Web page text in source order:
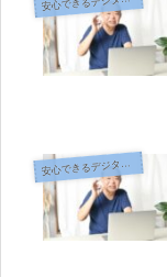
安 心できるデジタル終活のヒント